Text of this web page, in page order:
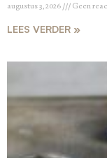
augustus 3, 2026 Geen
LEES VERDER »